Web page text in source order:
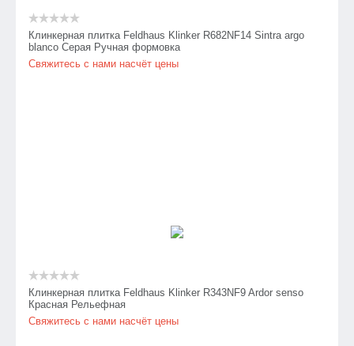
Клинкерная плитка Feldhaus Klinker R682NF14 Sintra argo
blanco Серая Ручная формовка
Свяжитесь с нами насчёт цены
Клинкерная плитка Feldhaus Klinker R343NF9 Ardor senso
Красная Рельефная
Свяжитесь с нами насчёт цены